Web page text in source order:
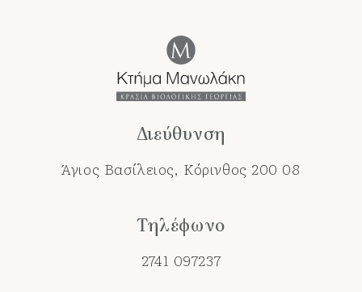
Διεύθυνση
Άγιος Βασίλειος, Κόρινθος 200 08
Τηλέφωνο
2741 097237